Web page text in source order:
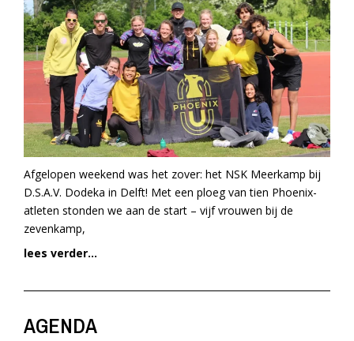
Afgelopen weekend was het zover: het NSK Meerkamp bij
D.S.A.V. Dodeka in Delft! Met een ploeg van tien Phoenix-
atleten stonden we aan de start – vijf vrouwen bij de
zevenkamp,
lees verder...
AGENDA